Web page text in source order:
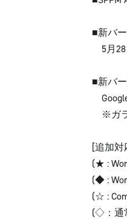
■新バ
5月28
■新バ
※ガラ
[追加対
(★ :
(◆ :
(☆ :
(◇：通